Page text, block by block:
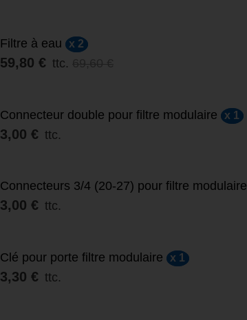
Filtre à eau x 2
59,80 € ttc.
Connecteur double pour filtre modulaire x 1
3,00 € ttc.
Connecteurs 3/4 (20-27) pour filtre modulaire
3,00 € ttc.
Clé pour porte filtre modulaire x 1
3,30 € ttc.